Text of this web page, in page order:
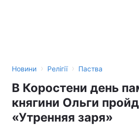
Новини › Релігії › Паства
В Коростени день
княгини Ольги
«Утренняя заря»